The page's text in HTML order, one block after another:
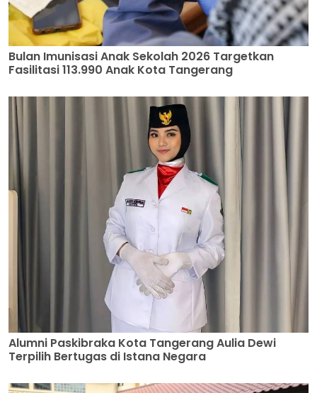
Bulan Imunisasi Anak Sekolah 2026 Targetkan
Fasilitasi 113.990 Anak Kota Tangerang
Alumni Paskibraka Kota Tangerang Aulia Dewi
Terpilih Bertugas di Istana Negara